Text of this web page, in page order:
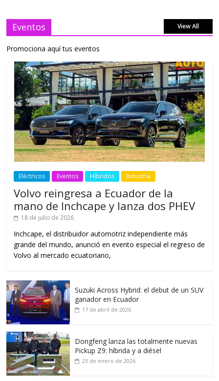
Eventos View All
Promociona aquí tus eventos
Eléctricos Eventos Híbridos Industria
Volvo reingresa a Ecuador de la
mano de Inchcape y lanza dos PHEV
18 de julio de 2026
Inchcape, el distribuidor automotriz independiente más
grande del mundo, anunció en evento especial el regreso de
Volvo al mercado ecuatoriano,
Suzuki Across Hybrid: el debut de un SUV
ganador en Ecuador
17 de abril de 2026
Dongfeng lanza las totalmente nuevas
Pickup Z9: híbrida y a diésel
23 de enero de 2026